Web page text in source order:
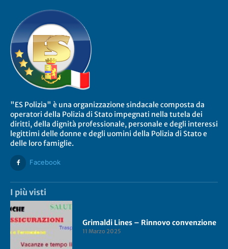
"ES Polizia" è una organizzazione sindacale composta da
operatori della Polizia di Stato impegnati nella tutela dei
diritti, della dignità professionale, personale e degli interessi
legittimi delle donne e degli uomini della Polizia di Stato e
delle loro famiglie.
Facebook
I più visti
Grimaldi Lines – Rinnovo convenzione
11 Marzo 2025